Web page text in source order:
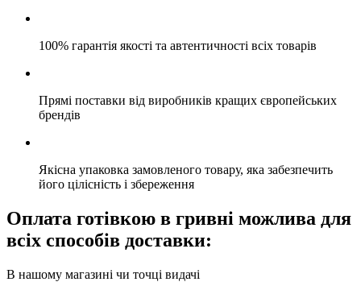
100% гарантія якості та автентичності всіх товарів
Прямі поставки від виробників кращих європейських
брендів
Якісна упаковка замовленого товару, яка забезпечить
його цілісність і збереження
Оплата готівкою в гривні можлива для
всіх способів доставки:
В нашому магазині чи точці видачі